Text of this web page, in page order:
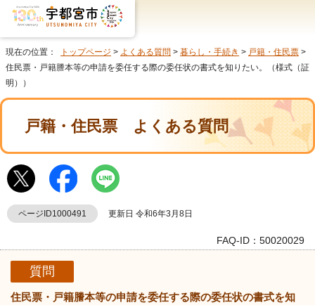
現在の位置： トップページ > よくある質問 > 暮らし・手続き > 戸籍・住民票 >
住民票・戸籍謄本等の申請を委任する際の委任状の書式を知りたい。（様式（証
明））
戸籍・住民票 よくある質問
ページID1000491 更新日 令和6年3月8日
FAQ-ID：50020029
質問
住民票・戸籍謄本等の申請を委任する際の委任状の書式を知